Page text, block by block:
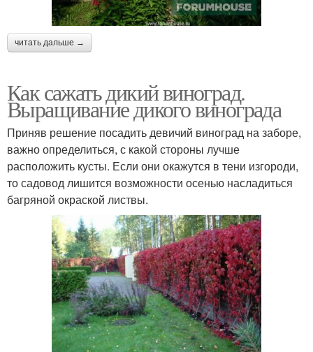
читать дальше →
Как сажать дикий виноград.
Выращивание дикого винограда
Приняв решение посадить девичий виноград на заборе,
важно определиться, с какой стороны лучше
расположить кусты. Если они окажутся в тени изгороди,
то садовод лишится возможности осенью насладиться
багряной окраской листвы.